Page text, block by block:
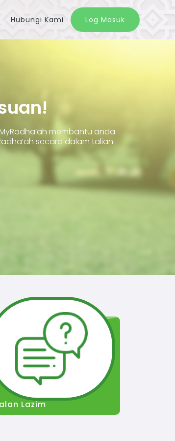
Hubungi Kami Log Masuk
membantu anda
secara dalam talian.
Lazim